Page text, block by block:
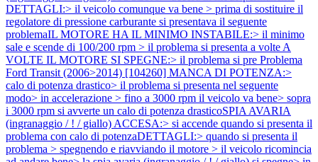
DETTAGLI:> il veicolo comunque va bene > prima di sostituire il
regolatore di pressione carburante si presentava il seguente
problemaIL MOTORE HA IL MINIMO INSTABILE:> il minimo
sale e scende di 100/200 rpm > il problema si presenta a volte A
VOLTE IL MOTORE SI SPEGNE:> il problema si pre Problema
Ford Transit (2006>2014) [104260] MANCA DI POTENZA:>
calo di potenza drastico> il problema si presenta nel seguente
modo> in accelerazione > fino a 3000 rpm il veicolo va bene> sopra
i 3000 rpm si avverte un calo di potenza drasticoSPIA AVARIA
(ingranaggio / ! / giallo) ACCESA:> si accende quando si presenta il
problema con calo di potenzaDETTAGLI:> quando si presenta il
problema > spegnendo e riavviando il motore > il veicolo ricomincia